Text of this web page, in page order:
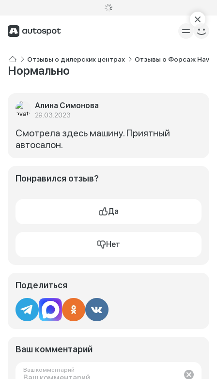
Отзывы о дилерских центрах Отзывы о Форсаж Haval
Нормально
Алина Симонова
29.03.2023
Смотрела здесь машину. Приятный
автосалон.
Понравился отзыв?
Да
Нет
Поделиться
Ваш комментарий
Ваш комментарий